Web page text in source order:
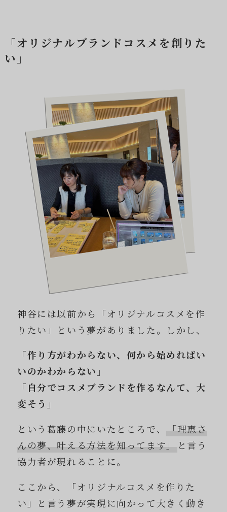
「オリジナルブランドコスメを創りた
い」
神谷には以前から「オリジナルコスメを作
りたい」という夢がありました。しかし、
「作り方がわからない、何から始めればい
いのかわからない」
「自分でコスメブランドを作るなんて、大
変そう」
という葛藤の中にいたところで、
「理恵さ
んの夢、叶える方法を知ってます」
と言う
協力者が現れることに。
ここから、「オリジナルコスメを作りた
い」と言う夢が実現に向かって大きく動き